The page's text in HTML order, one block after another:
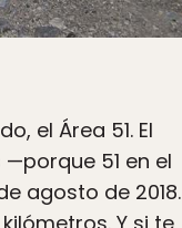
el Área 51. El
51 en el
agosto de 2018.